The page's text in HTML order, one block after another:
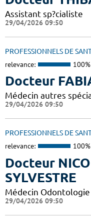
Assistant sp?cialiste
29/04/2026 09:50
PROFESSIONNELS DE
relevance: 100%
Docteur
Médecin autres
29/04/2026 09:50
PROFESSIONNELS DE
relevance: 100%
Docteur
SYLVESTRE
Médecin Odontologie
29/04/2026 09:50